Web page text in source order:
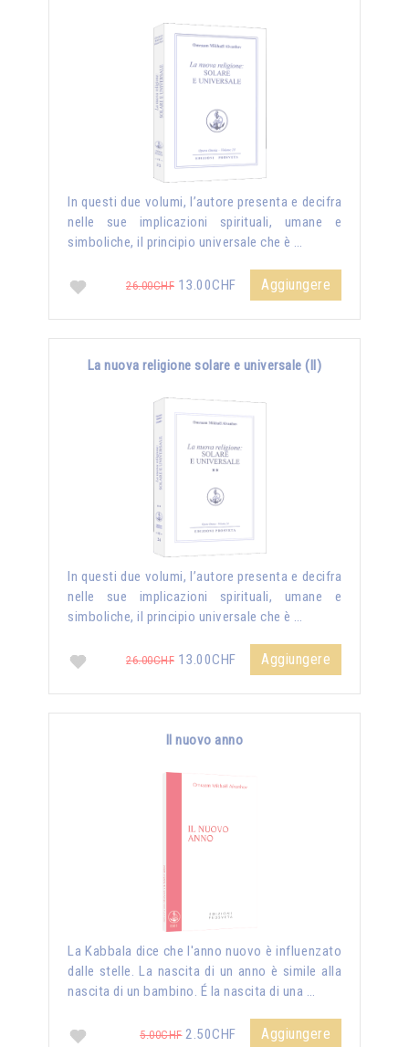
In questi due volumi, l’autore presenta e decifra
nelle sue implicazioni spirituali, umane e
simboliche, il principio universale che è …
26.00CHF 13.00CHF Aggiungere
La nuova religione solare e universale (II)
In questi due volumi, l’autore presenta e decifra
nelle sue implicazioni spirituali, umane e
simboliche, il principio universale che è …
26.00CHF 13.00CHF Aggiungere
Il nuovo anno
La Kabbala dice che l'anno nuovo è influenzato
dalle stelle. La nascita di un anno è simile alla
nascita di un bambino. É la nascita di una …
5.00CHF2.50CHF Aggiungere